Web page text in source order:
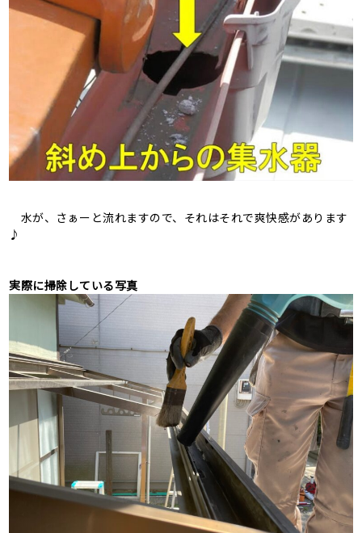
水が、さぁーと流れますので、それはそれで爽快感があります
♪
実際に掃除している写真